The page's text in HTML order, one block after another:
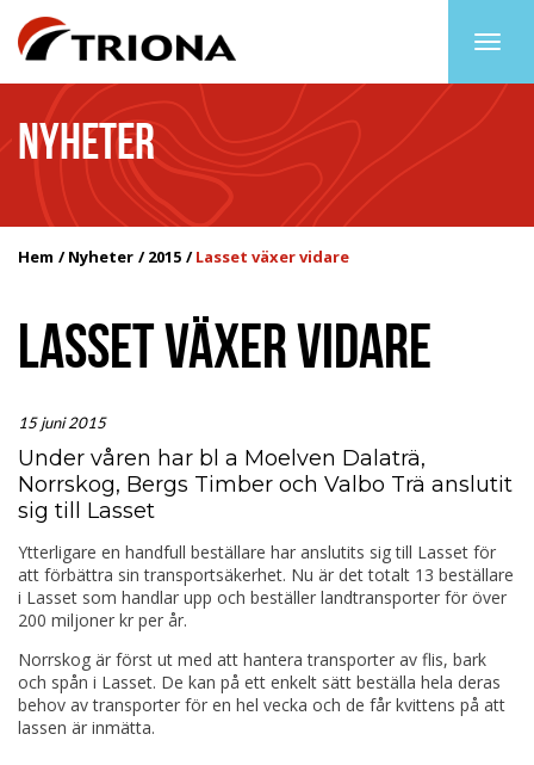
NYHETER
Hem Nyheter 2015 Lasset växer vidare
LASSET VÄXER VIDARE
15 juni 2015
Under våren har bl a Moelven Dalaträ,
Norrskog, Bergs Timber och Valbo Trä anslutit
sig till Lasset
Ytterligare en handfull beställare har anslutits sig till Lasset för
att förbättra sin transportsäkerhet. Nu är det totalt 13 beställare
i Lasset som handlar upp och beställer landtransporter för över
200 miljoner kr per år.
Norrskog är först ut med att hantera transporter av flis, bark
och spån i Lasset. De kan på ett enkelt sätt beställa hela deras
behov av transporter för en hel vecka och de får kvittens på att
lassen är inmätta.